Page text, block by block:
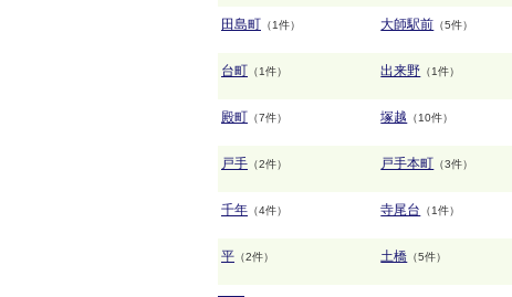
田島町 （1件） 大師駅前 （5件）
台町 （1件） 出来野 （1件）
殿町 （7件） 塚越 （10件）
戸手 （2件） 戸手本町 （3件）
千年 （4件） 寺尾台 （1件）
平 （2件） 土橋 （5件）